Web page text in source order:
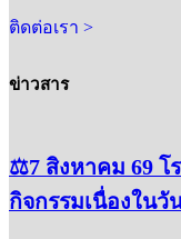
ติดต่อเรา >
ข่าวสาร
⚖️7 สิงหาคม 69 โ
กิจกรรมเนื่องในวั